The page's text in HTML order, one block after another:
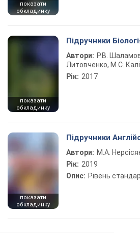
показати
обкладинку
показати
обкладинку
Підручники
Автори: Р.В.
Литовченко, М.С.
Рік: 2017
показати
обкладинку
Підручники
Автори: М.А.
Рік: 2019
Опис: Рівень